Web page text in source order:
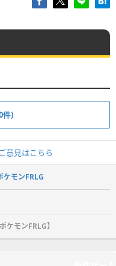
件)
意見はこちら
ケモンFRLG
ケモンFRLG】